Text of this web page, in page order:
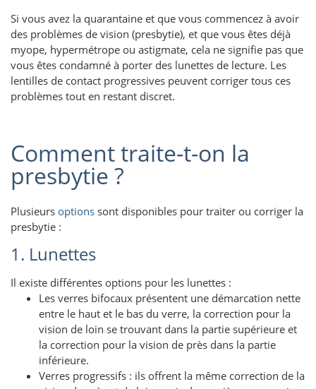
Si vous avez la quarantaine et que vous commencez à avoir
des problèmes de vision (presbytie), et que vous êtes déjà
myope, hypermétrope ou astigmate, cela ne signifie pas que
vous êtes condamné à porter des lunettes de lecture. Les
lentilles de contact progressives peuvent corriger tous ces
problèmes tout en restant discret.
Comment traite-t-on la
presbytie ?
Plusieurs options sont disponibles pour traiter ou corriger la
presbytie :
1. Lunettes
Il existe différentes options pour les lunettes :
Les verres bifocaux présentent une démarcation nette
entre le haut et le bas du verre, la correction pour la
vision de loin se trouvant dans la partie supérieure et
la correction pour la vision de près dans la partie
inférieure.
Verres progressifs : ils offrent la même correction de la